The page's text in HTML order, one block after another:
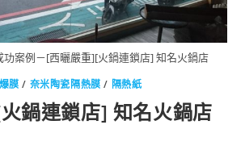
案例－[西曬嚴重][火鍋連鎖店] 知名火鍋店
膜 / 奈米陶瓷隔熱膜 / 隔熱紙
鍋連鎖店] 知名火鍋店